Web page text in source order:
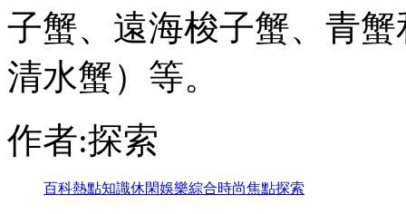
子蟹、遠海梭子蟹 、
清水蟹）等 。
作者:探索
百科熱點知識休閑娛樂綜合時尚焦點探索